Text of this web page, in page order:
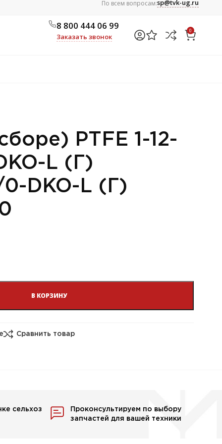
По всем вопросам:sp@tvk-ug.ru
8 800 444 06 99
Заказать звонок
0
PTFE 1-12-
L (Г)
0-DKO-L (Г)
В КОРЗИНУ
Сравнить товар
сельхоз
Проконсультируем по выбору
запчастей для вашей техники